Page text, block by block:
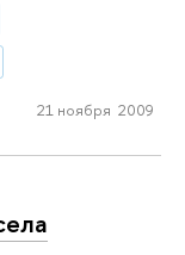
21 ноября 2009